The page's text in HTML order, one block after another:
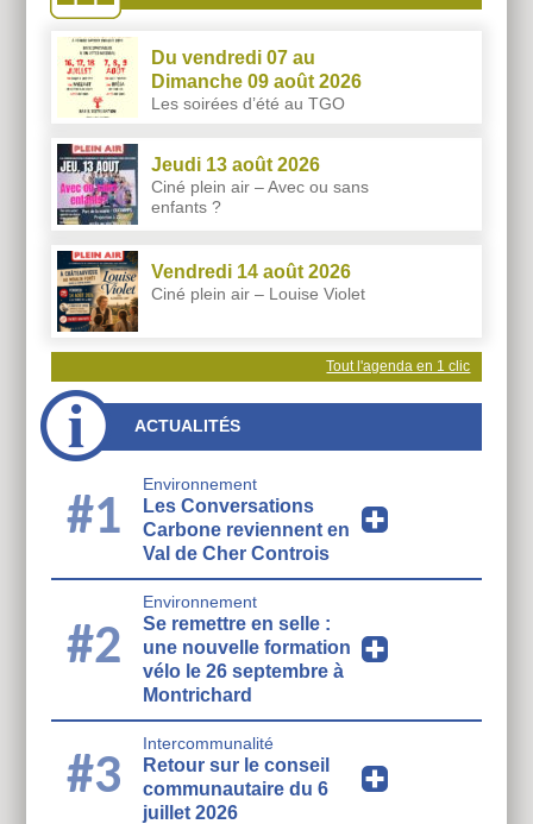
Du vendredi 07 au
Dimanche 09 août 2026
Les soirées d’été au TGO
Jeudi 13 août 2026
Ciné plein air – Avec ou sans
enfants ?
Vendredi 14 août 2026
Ciné plein air – Louise Violet
Tout l'agenda en 1 clic
ACTUALITÉS
#1
Environnement
Les Conversations
Carbone reviennent en
Val de Cher Controis
#2
Environnement
Se remettre en selle :
une nouvelle formation
vélo le 26 septembre à
Montrichard
#3
Intercommunalité
Retour sur le conseil
communautaire du 6
juillet 2026